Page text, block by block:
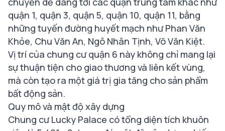
quận 1, quận 3, quận 5, quận 10, quận 11, bằng
những tuyến đường huyết mạch như Phan Văn
Khỏe, Chu Văn An, Ngô Nhân Tịnh, Võ Văn Kiệt.
Vị trí của chung cư quận 6 này không chỉ mang lại
sự thuận tiện cho giao thương và liên kết vùng,
mà còn tạo ra một giá trị gia tăng cho sản phẩm
bất động sản.
Quy mô và mật độ xây dựng
Chung cư Lucky Palace có tổng diện tích khuôn